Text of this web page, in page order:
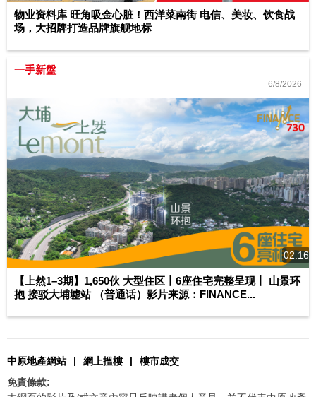
物业资料库 旺角吸金心脏！西洋菜南街 电信、美妆、饮食战
场，大招牌打造品牌旗舰地标
一手新盤
6/8/2026
02:16
【上然1–3期】1,650伙 大型住区丨6座住宅完整呈现丨 山景环
抱 接驳大埔墟站 （普通话）影片来源：FINANCE...
中原地產網站 | 網上搵樓 |
樓市成交
免責條款: